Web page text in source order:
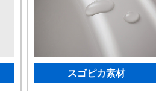
スゴピカ素材